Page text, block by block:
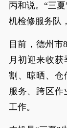
丙和说。“三
机检修服务队
目前，德州市
月初迎来收
割、晾晒、仓
服务、跨区
工作。